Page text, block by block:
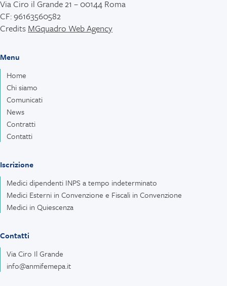
Via Ciro il Grande 21 – 00144 Roma
CF: 96163560582
Credits MGquadro Web Agency
Menu
Home
Chi siamo
Comunicati
News
Contratti
Contatti
Iscrizione
Medici dipendenti INPS a tempo indeterminato
Medici Esterni in Convenzione e Fiscali in Convenzione
Medici in Quiescenza
Contatti
Via Ciro Il Grande
info@anmifemepa.it